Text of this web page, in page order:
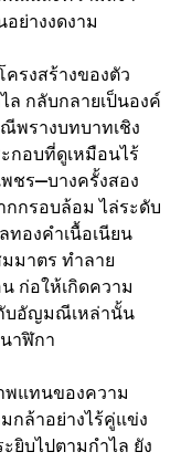
ย่างงดงาม
รงสร้างของตัว
ล กลับกลายเป็นองค์
พรางบทบาทเชิง
กอบที่ดูเหมือนไร้
ชร—บางครั้งสอง
กรอบล้อม ไล่ระดับ
ทองคำเนื้อเนียน
มมาตร ทำลาย
ก่อให้เกิดความ
กับอัญมณีเหล่านั้น
าฬิกา
พแทนของความ
กล้าอย่างไร้คู่แข่ง
บไปตามกำไล ยัง